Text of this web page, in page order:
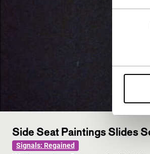
Side Seat Paintings Slides
Signals: Regained